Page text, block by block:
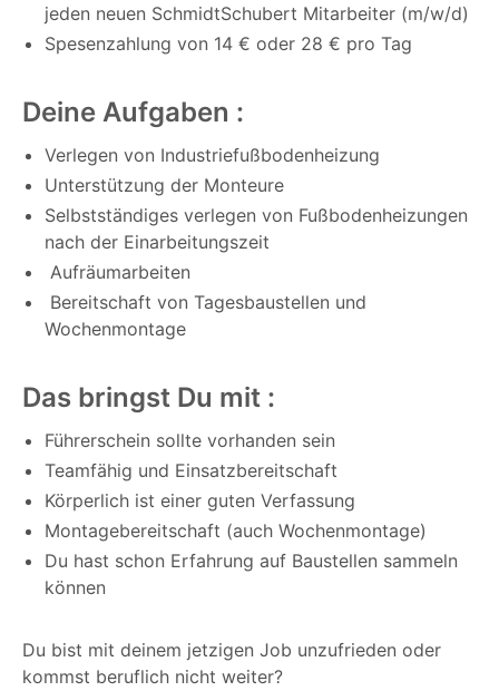
jeden neuen SchmidtSchubert Mitarbeiter (m/w/d)
Spesenzahlung von 14 € oder 28 € pro Tag
Deine Aufgaben :
Verlegen von Industriefußbodenheizung
Unterstützung der Monteure
Selbstständiges verlegen von Fußbodenheizungen
nach der Einarbeitungszeit
Aufräumarbeiten
Bereitschaft von Tagesbaustellen und
Wochenmontage
Das bringst Du mit :
Führerschein sollte vorhanden sein
Teamfähig und Einsatzbereitschaft
Körperlich ist einer guten Verfassung
Montagebereitschaft (auch Wochenmontage)
Du hast schon Erfahrung auf Baustellen sammeln
können
Du bist mit deinem jetzigen Job unzufrieden oder
kommst beruflich nicht weiter?